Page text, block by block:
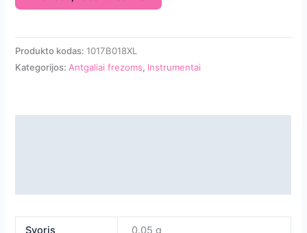
Produkto kodas:1017B018XL
Kategorijos: Antgaliai frezoms, Instrumentai
Svoris 0.05 g